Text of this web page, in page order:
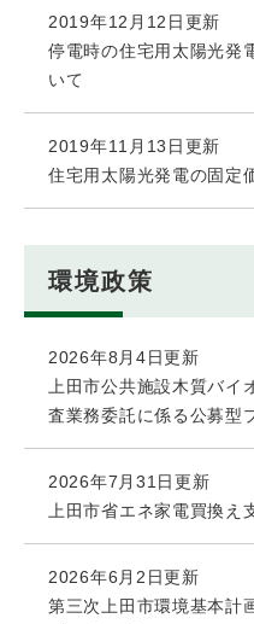
2019年12月12日更新
停電時の住宅用太陽光発
いて
2019年11月13日更新
住宅用太陽光発電の固定
環境政策
2026年8月4日更新
上田市公共施設木質バイ
査業務委託に係る公募型
2026年7月31日更新
上田市省エネ家電買換え
2026年6月2日更新
第三次上田市環境基本計